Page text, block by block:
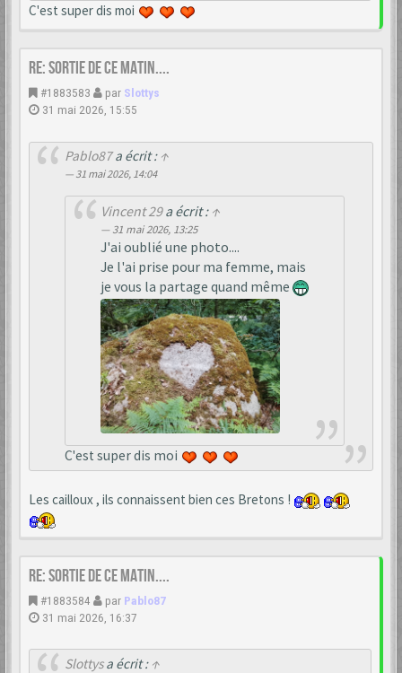
C'est super dis moi
Re: Sortie de ce matin....
#1883583 par Slottys
31 mai 2026, 15:55
Pablo87a écrit : ↑
31 mai 2026, 14:04
Vincent 29a écrit : ↑
31 mai 2026, 13:25
J'ai oublié une photo....
Je l'ai prise pour ma femme, mais
je vous la partage quand même
C'est super dis moi
Les cailloux , ils connaissent bien ces Bretons !
Re: Sortie de ce matin....
#1883584 par Pablo87
31 mai 2026, 16:37
Slottysa écrit : ↑